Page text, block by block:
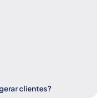
clientes?